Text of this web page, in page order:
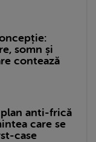
somn și
contează
plan anti-frică
care se
case